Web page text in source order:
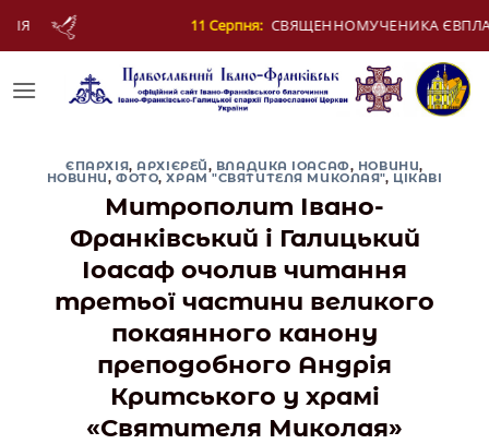
ЄВПЛА, АРХІДИЯКОНА 12 Серпня:
ЄПАРХІЯ, АРХІЄРЕЙ, ВЛАДИКА ІОАСАФ, НОВИНИ,
НОВИНИ,ФОТО,ХРАМ "СВЯТИТЕЛЯ МИКОЛАЯ", ЦІКАВІ
Митрополит Івано-
Франківський і Галицький
Іоасаф очолив читання
третьої частини великого
покаянного канону
преподобного Андрія
Критського у храмі
«Святителя Миколая»